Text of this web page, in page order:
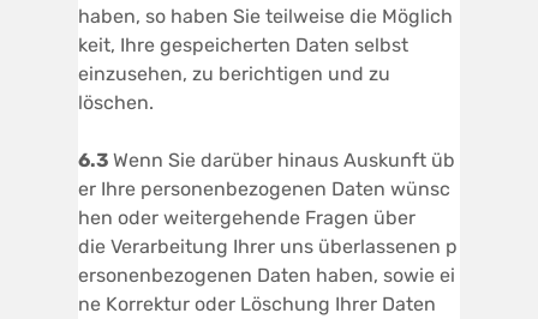
haben, so haben Sie teilweise die Möglich
keit, Ihre gespeicherten Daten selbst
einzusehen, zu berichtigen und zu
löschen.
6.3 Wenn Sie darüber hinaus Auskunft üb
er Ihre personenbezogenen Daten wünsc
hen oder weitergehende Fragen über
die Verarbeitung Ihrer uns überlassenen p
ersonenbezogenen Daten haben, sowie ei
ne Korrektur oder Löschung Ihrer Daten